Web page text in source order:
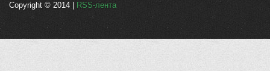
Copyright © 2014 | RSS-лента